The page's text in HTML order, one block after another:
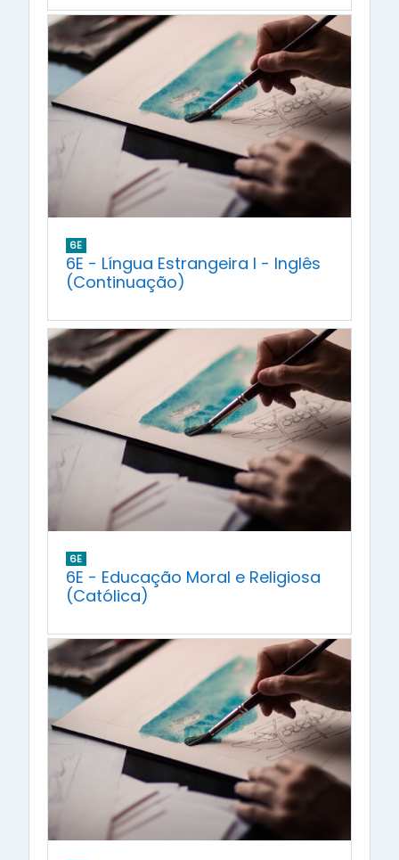
6E
6E - Língua Estrangeira I - Inglês
(Continuação)
6E
6E - Educação Moral e Religiosa
(Católica)